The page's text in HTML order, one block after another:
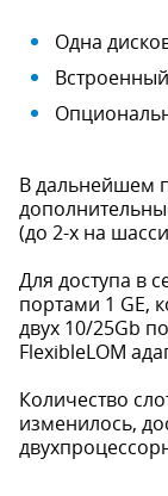
Одна
В дальнейшем
(до 2-х на
Для доступа в
портами 1 GE,
двух 10/25Gb
FlexibleLOM
Количество
изменилось,